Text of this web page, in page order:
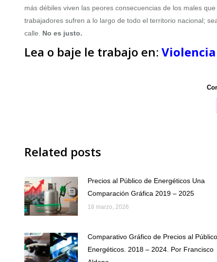
más débiles viven las peores consecuencias de los males
trabajadores sufren a lo largo de todo el territorio nacional;
calle. No es justo.
Lea o baje le trabajo en: Violencia
Related posts
Precios al Público de Energéticos Una
Comparación Gráfica 2019 – 2025
18 marzo, 2026
Comparativo Gráfico de Precios al
Energéticos. 2018 – 2024. Por Francisco